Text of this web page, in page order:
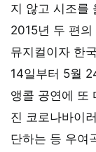
지 않고 시조를
2015년 두 편
뮤지컬이자 한
14일부터 5월
앵콜 공연에 또
진 코로나바이
단하는 등 우여